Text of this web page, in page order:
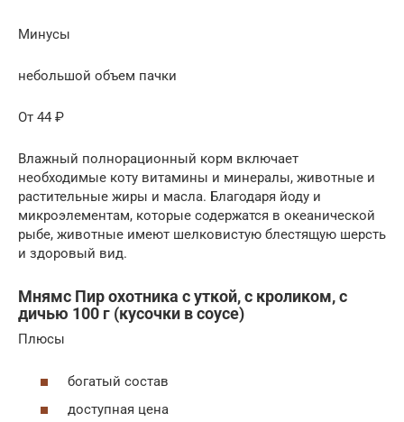
Минусы
небольшой объем пачки
От 44 ₽
Влажный полнорационный корм включает
необходимые коту витамины и минералы, животные и
растительные жиры и масла. Благодаря йоду и
микроэлементам, которые содержатся в океанической
рыбе, животные имеют шелковистую блестящую шерсть
и здоровый вид.
Мнямс Пир охотника с уткой, с кроликом, с
дичью 100 г (кусочки в соусе)
Плюсы
богатый состав
доступная цена